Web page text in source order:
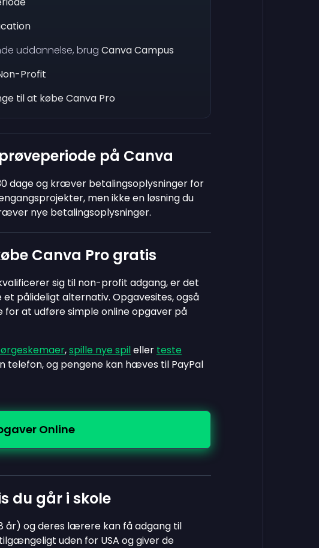
uddannelse, brug Canva Campus
Profit
til at købe Canva Pro
på Canva
dage og kræver betalingsoplysninger for
men ikke en løsning du
nye betalingsoplysninger.
Canva Pro gratis
sig til non-profit adgang, er det
pålideligt alternativ. Opgavesites, også
at udføre simple online opgaver på
,spille nye spileller teste
telefon, og pengene kan hæves til PayPal
Online
du går i skole
år) og deres lærere kan få adgang til
uden for USA og giver de